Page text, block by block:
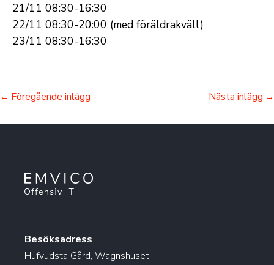
21/11 08:30-16:30
22/11 08:30-20:00 (med föräldrakväll)
23/11 08:30-16:30
← Föregående inlägg Nästa inlägg →
Besöksadress
Hufvudsta Gård, Wagnshuset,